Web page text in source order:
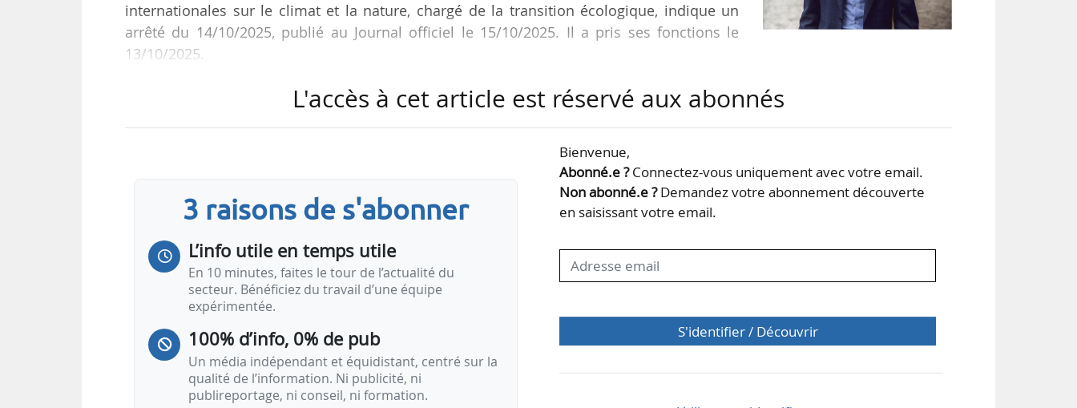
internationales sur le climat et la nature, chargé de la transition écologique, indique un
arrêté du 14/10/2025, publié au Journal officiel le 15/10/2025. Il a pris ses fonctions le
13/10/2025.
Edouard Clauss a précédemment été collaborateur parlementaire de Mathieu Lefèvre
L'accès à cet article est réservé aux abonnés
3 raisons de s'abonner
L’info utile en temps utile
En 10 minutes, faites le tour de l’actualité du
secteur. Bénéficiez du travail d’une équipe
expérimentée.
100% d’info, 0% de pub
Un média indépendant et équidistant, centré sur la
qualité de l’information. Ni publicité, ni
publireportage, ni conseil, ni formation.
Bienvenue,
Abonné.e ?Connectez-vous uniquement avec votre email.
Non abonné.e ?Demandez votre abonnement découverte
en saisissant votre email.
S'identifier / Découvrir